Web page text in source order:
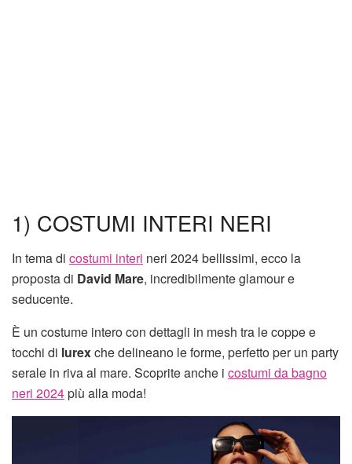
1) COSTUMI INTERI NERI
In tema di costumi interi neri 2024 bellissimi, ecco la
proposta di David Mare, incredibilmente glamour e
seducente.
È un costume intero con dettagli in mesh tra le coppe e
tocchi di lurexche delineano le forme, perfetto per un party
serale in riva al mare. Scoprite anche i costumi da bagno
neri 2024più alla moda!